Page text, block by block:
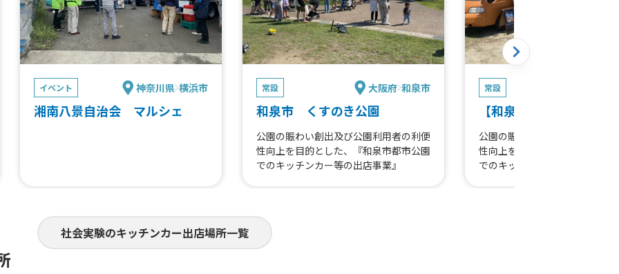
イベント 神奈川県 横浜市
湘南八景自治会 マルシェ
常設 大阪府 和泉市
和泉市 くすのき公園
公園の賑わい創出及び公園利用者の利便
性向上を目的とした、『和泉市都市公園
でのキッチンカー等の出店事業』
常設
【和泉市】鶴山台志保
公園の賑わい創出及び公園利用
性向上を目的とした、『和泉市
でのキッチンカー等の出店事業
社会実験のキッチンカー出店場所一覧